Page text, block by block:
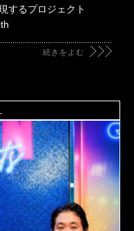
するプロジェクト
続きをよむ